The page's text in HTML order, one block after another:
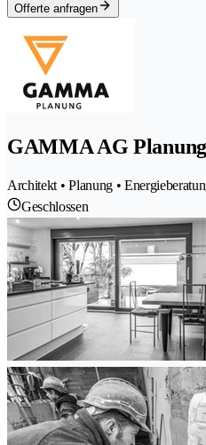
Offerte anfragen
GAMMA AG Planung
Architekt • Planung •
Geschlossen